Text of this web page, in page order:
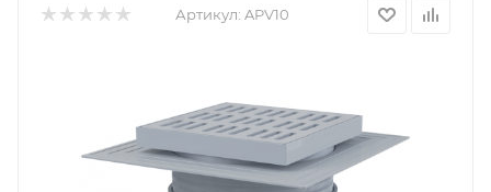
Артикул: APV10